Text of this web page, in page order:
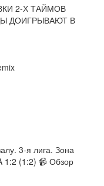
2-Х ТАЙМОВ
ДОИГРЫВАЮТ В
3-я лига. Зона
1:2 (1:2) 📹 Обзор